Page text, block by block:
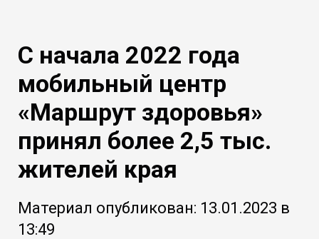
С начала 2022 года
мобильный центр
«Маршрут здоровья»
принял более 2,5 тыс.
жителей края
Материал опубликован: 13.01.2023 в
13:49